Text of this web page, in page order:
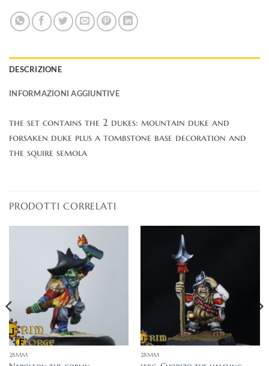
DESCRIZIONE
INFORMAZIONI AGGIUNTIVE
the set contains the 2 dukes: mountain duke and
forsaken duke plus a tombstone base decoration and
the squire semola
PRODOTTI CORRELATI
28MM 28MM